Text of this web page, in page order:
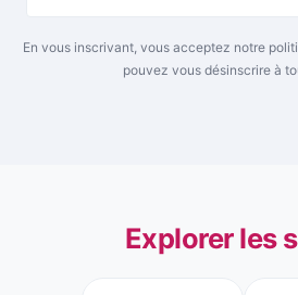
En vous inscrivant, vous acceptez notre
pouvez vous désinscrire à
Explorer les